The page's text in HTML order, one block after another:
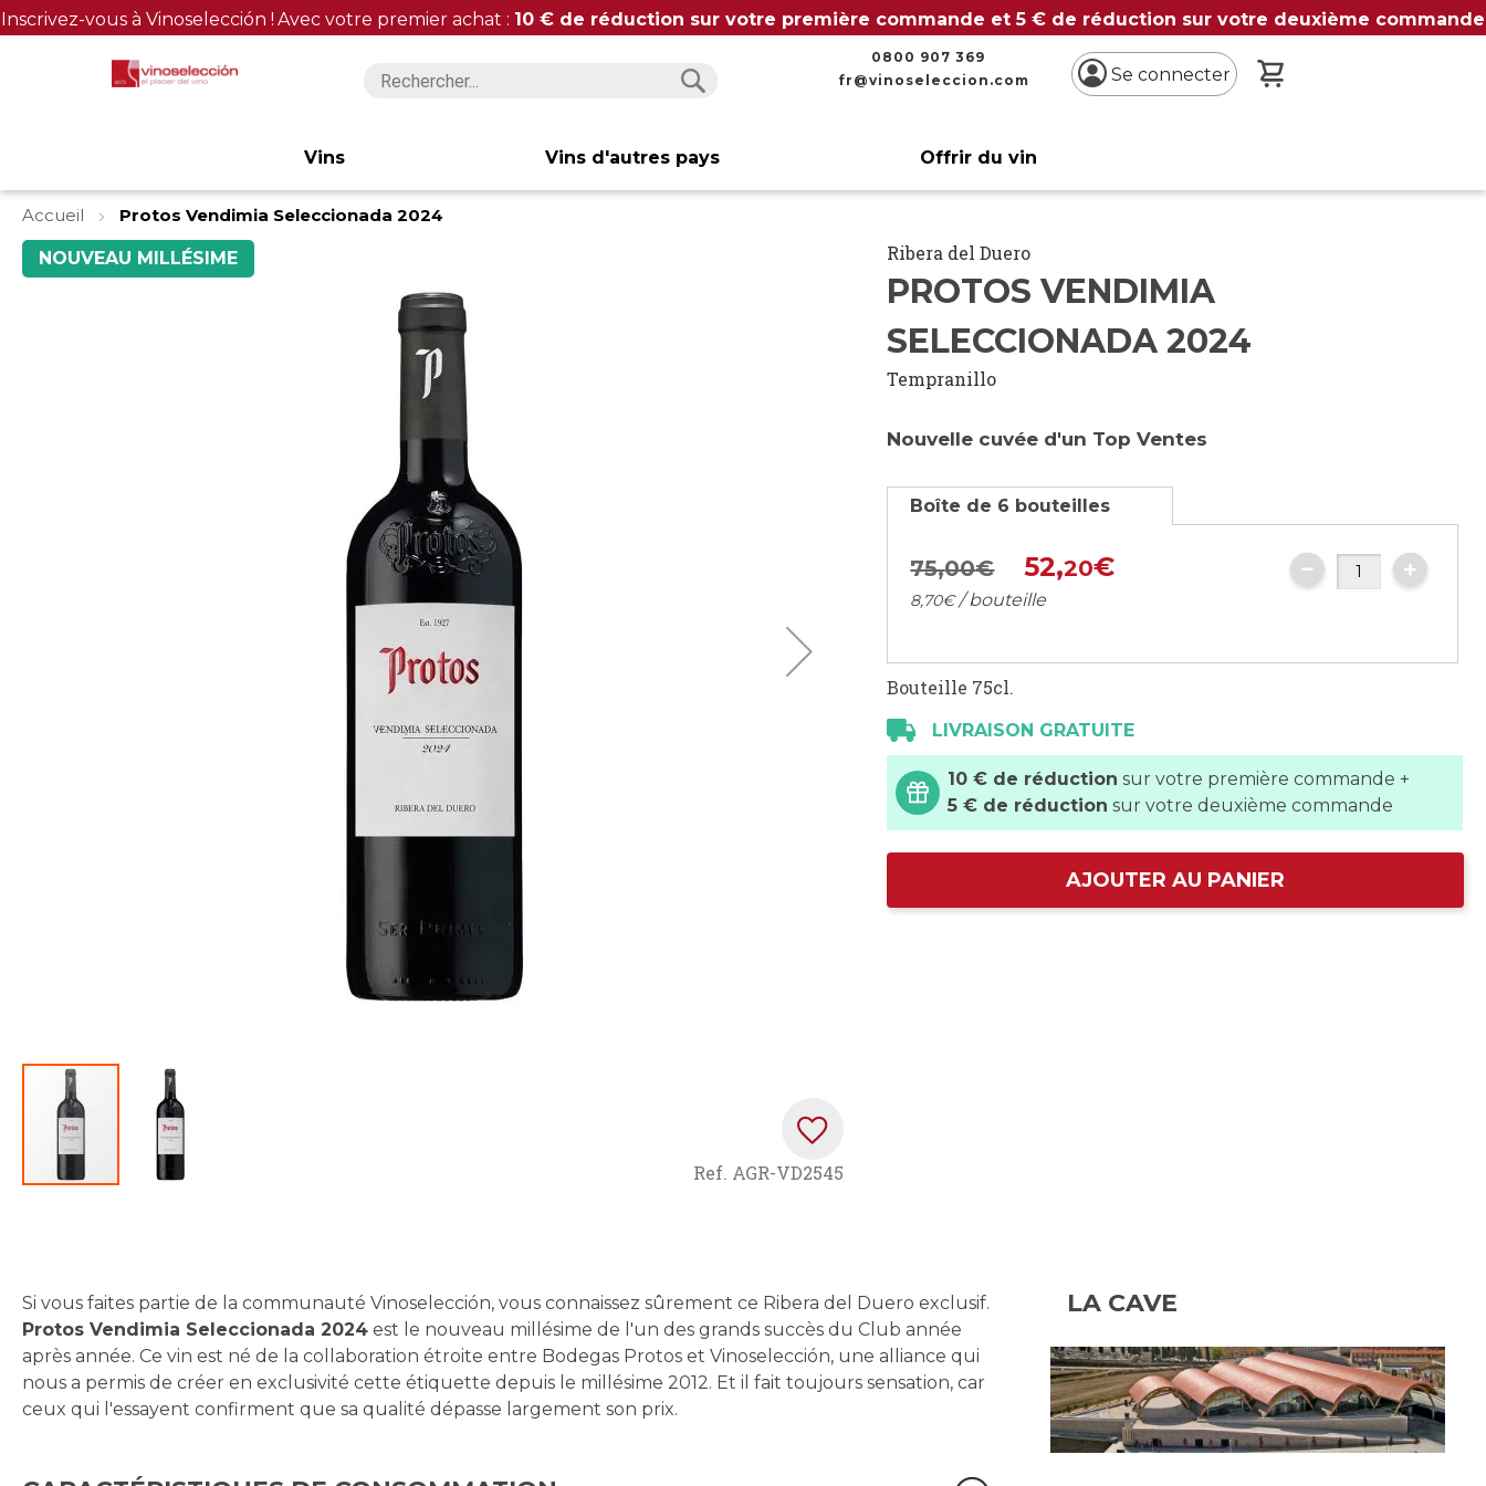
Inscrivez-vous à Vinoselección ! Avec votre premier achat : 10 € de réduction sur votre première commande et 5 € de réduction sur votre deuxième commande
0800 907 369
fr@vinoseleccion.com
Se connecter
Vins Vins d'autres pays Offrir du vin
Accueil
Protos Vendimia Seleccionada 2024
Skip
to
of
the
images
gallery
NOUVEAU MILLÉSIME
Ref. AGR-VD2545
Ribera del Duero
PROTOS VENDIMIA
SELECCIONADA 2024
Tempranillo
Nouvelle cuvée d'un Top Ventes
Boîte de 6 bouteilles
75,00€ 52,20€
8,70€/ bouteille
Bouteille 75cl.
LIVRAISON GRATUITE
10 € de réduction sur votre première commande +
5 € de réduction sur votre deuxième commande
AJOUTER AU PANIER
Si vous faites partie de la communauté Vinoselección, vous connaissez sûrement ce Ribera del Duero exclusif.
Protos Vendimia Seleccionada 2024 est le nouveau millésime de l'un des grands succès du Club année
après année. Ce vin est né de la collaboration étroite entre Bodegas Protos et Vinoselección, une alliance qui
nous a permis de créer en exclusivité cette étiquette depuis le millésime 2012. Et il fait toujours sensation, car
ceux qui l'essayent confirment que sa qualité dépasse largement son prix.
LA CAVE